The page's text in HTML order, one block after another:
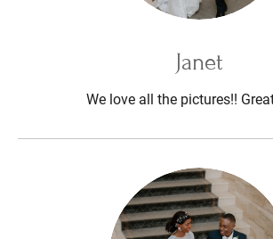
Janet
We love all the pictures!!